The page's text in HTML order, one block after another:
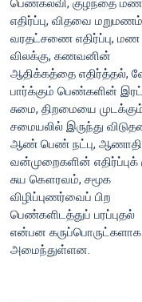
பெண்கல்வி, குழந்தை மண
எதிர்ப்பு, விதவை
வரதட்சணை எதிர்ப்பு, மண
விலக்கு, கணவனின்
ஆதிக்கத்தை எதிர்த்தல்,
பார்க்கும் பெண்களின்
சுமை, திறமையை
சமையலில் இருந்து
ஆண் பெண் நட்பு,
வன்முறைகளின் எதிர்ப்புக்
சுய கௌரவம், சமூக
விழிப்புணர்வைப் பிற
பெண்களிடத்துப் பரப்புதல்
என்பன கருப்பொருட்களாக
அமைந்துள்ளன.